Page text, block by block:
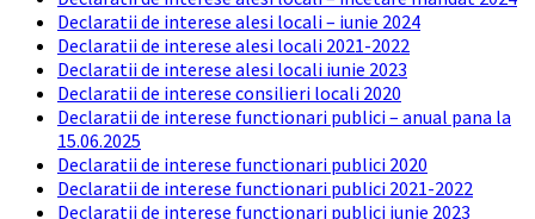
Declaratii de interese alesi locali – iunie 2024
Declaratii de interese alesi locali 2021-2022
Declaratii de interese alesi locali iunie 2023
Declaratii de interese consilieri locali 2020
Declaratii de interese functionari publici – anual pana la
15.06.2025
Declaratii de interese functionari publici 2020
Declaratii de interese functionari publici 2021-2022
Declaratii de interese functionari publici iunie 2023